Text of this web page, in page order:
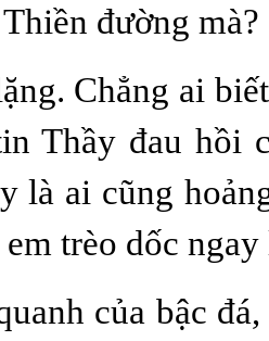
đường mà?
Chẳng ai
Thầy đau hồi
là ai cũng
trèo dốc ngay
của bậc